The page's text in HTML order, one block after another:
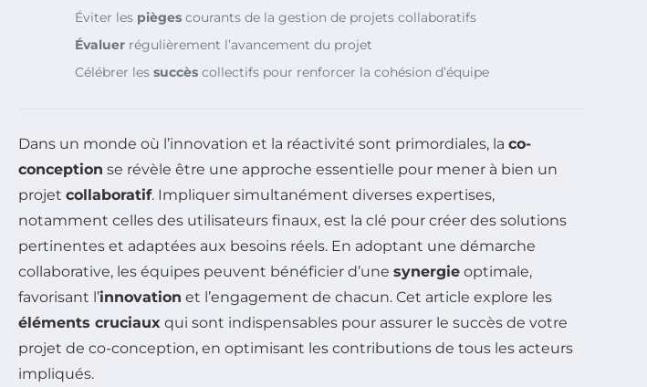
Éviter les pièges courants de la gestion de projets collaboratifs
Évaluer régulièrement l’avancement du projet
Célébrer les succès collectifs pour renforcer la cohésion d’équipe
Dans un monde où l’innovation et la réactivité sont primordiales, la co-
conception se révèle être une approche essentielle pour mener à bien un
projet collaboratif. Impliquer simultanément diverses expertises,
notamment celles des utilisateurs finaux, est la clé pour créer des solutions
pertinentes et adaptées aux besoins réels. En adoptant une démarche
collaborative, les équipes peuvent bénéficier d’une synergie optimale,
favorisant l’innovation et l’engagement de chacun. Cet article explore les
éléments cruciaux qui sont indispensables pour assurer le succès de votre
projet de co-conception, en optimisant les contributions de tous les acteurs
impliqués.